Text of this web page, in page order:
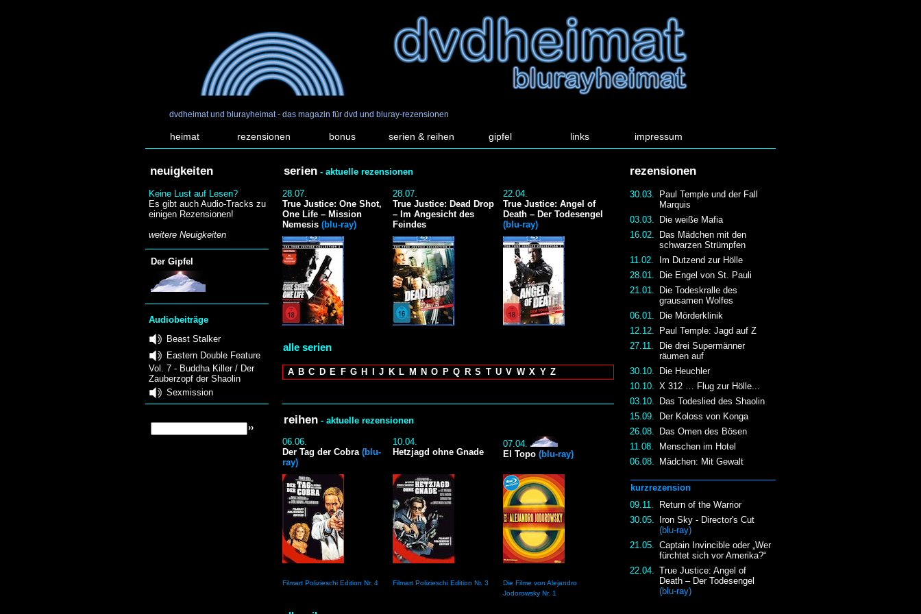
dvdheimat und blurayheimat - das magazin für dvd und bluray-rezensionen
heimat rezensionen bonus serien & reihen gipfel links impressum
neuigkeiten
Keine Lust auf Lesen?
Es gibt auch Audio-Tracks zu
einigen Rezensionen!
weitere Neuigkeiten
Der Gipfel
Audiobeiträge
Beast Stalker
Eastern Double Feature
Vol. 7 - Buddha Killer / Der
Zauberzopf der Shaolin
Sexmission
rezensionen
30.03.
Paul Temple und der Fall
Marquis
03.03.
Die weiße Mafia
16.02.
Das Mädchen mit den
schwarzen Strümpfen
11.02.
Im Dutzend zur Hölle
28.01.
Die Engel von St. Pauli
21.01.
Die Todeskralle des
grausamen Wolfes
06.01.
Die Mörderklinik
12.12.
Paul Temple: Jagd auf Z
27.11.
Die drei Supermänner
räumen auf
30.10.
Die Heuchler
10.10.
X 312 … Flug zur Hölle...
03.10.
Das Todeslied des Shaolin
15.09.
Der Koloss von Konga
26.08.
Das Omen des Bösen
11.08.
Menschen im Hotel
06.08.
Mädchen: Mit Gewalt
kurzrezension
09.11.
Return of the Warrior
30.05.
Iron Sky - Director's Cut
(blu-ray)
21.05.
Captain Invincible oder „Wer
fürchtet sich vor Amerika?“
22.04.
True Justice: Angel of
Death – Der Todesengel
(blu-ray)
serien- aktuelle rezensionen
28.07.
True Justice: One Shot,
One Life – Mission
Nemesis(blu-ray)
28.07.
True Justice: Dead Drop
– Im Angesicht des
Feindes
22.04.
True Justice: Angel of
Death – Der Todesengel
(blu-ray)
alle serien
A B C D E F G H J K L M N O P Q R S T U V W X Y Z
reihen- aktuelle rezensionen
06.06.
Der Tag der Cobra(blu-
ray)
10.04.
Hetzjagd ohne Gnade
07.04.
El Topo(blu-ray)
Filmart Polizieschi Edition Nr. 4 Filmart Polizieschi Edition Nr. 3
Die Filme von Alejandro
Jodorowsky Nr. 1